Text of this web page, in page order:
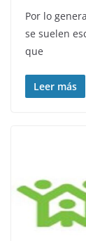
Por lo
se suelen
que
Leer más